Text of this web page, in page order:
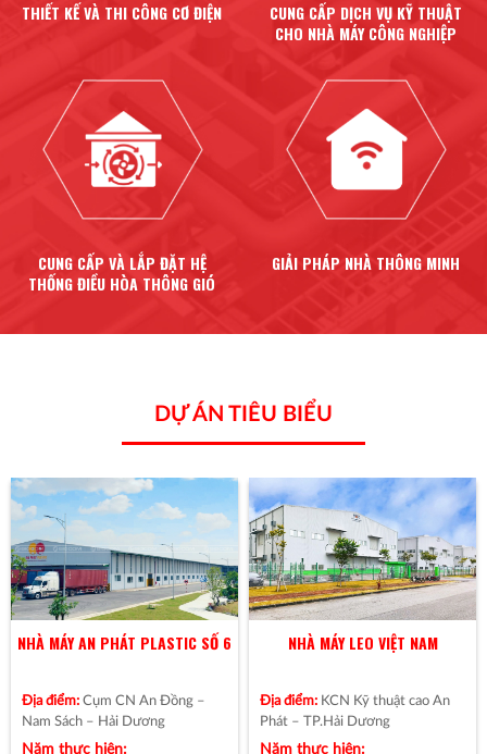
THIẾT KẾ VÀ THI CÔNG CƠ ĐIỆN
CUNG CẤP DỊCH VỤ KỸ THUẬT
CHO NHÀ MÁY CÔNG NGHIỆP
CUNG CẤP VÀ LẮP ĐẶT HỆ
THỐNG ĐIỀU HÒA THÔNG GIÓ
GIẢI PHÁP NHÀ THÔNG MINH
DỰ ÁN TIÊU BIỂU
NHÀ MÁY LEO VIỆT NAM
Địa điểm: KCN Kỹ thuật cao An
Phát – TP.Hải Dương
Năm thực hiện:
NHÀ MÁY KHÍ CÔNG NGHIỆP
Địa điểm: Khu công nghiệp Đình
Vũ, Cát Hải, Hải Phòng
Năm thực hiện: